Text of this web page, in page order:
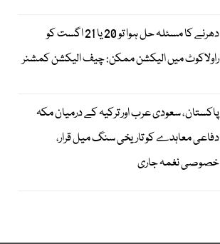
دھرنے کا مسئلہ حل ہوا تو 20 یا 21 اگست کو
راولاکوٹ میں الیکشن ممکن: چیف الیکشن کمشنر
پاکستان، سعودی عرب اور ترکیہ کے درمیان مکہ
دفاعی معاہدے کو تاریخی سنگ میل قرار،
خصوصی نغمہ جاری